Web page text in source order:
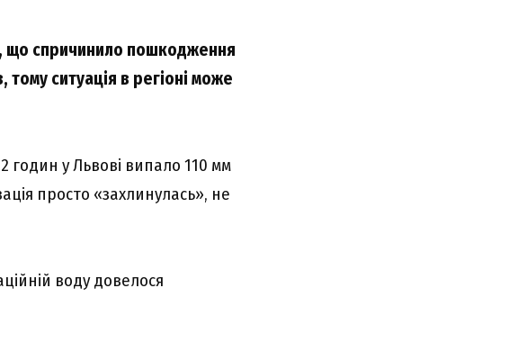
що спричинило пошкодження
ситуація в регіоні може
годин у Львові випало 110 мм
просто «захлинулась», не
воду довелося